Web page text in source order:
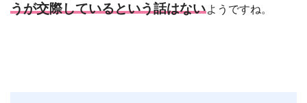
うが交際しているという話はないようですね。